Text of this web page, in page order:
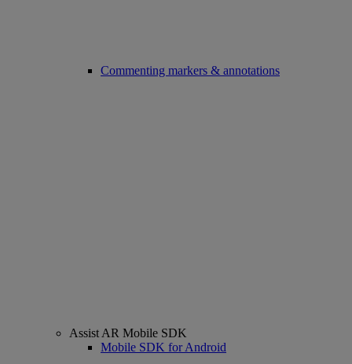
Commenting markers & annotations
Assist AR Mobile SDK
Mobile SDK for Android